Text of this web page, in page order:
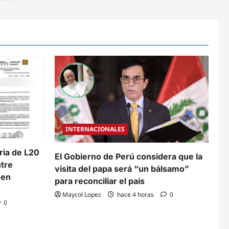
de L20
0
INTERNACIONALES
El Gobierno de Perú considera que la
visita del papa será “un bálsamo”
para reconciliar el país
Maycol Lopez hace 4 horas 0